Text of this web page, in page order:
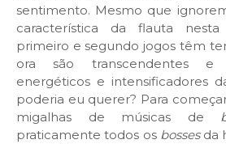
sentimento. Mesmo que
característica da flauta
primeiro e segundo jogos têm
ora são transcendentes e
energéticos e intensificadores
poderia eu querer? Para
migalhas de músicas de
praticamente todos os bossesda